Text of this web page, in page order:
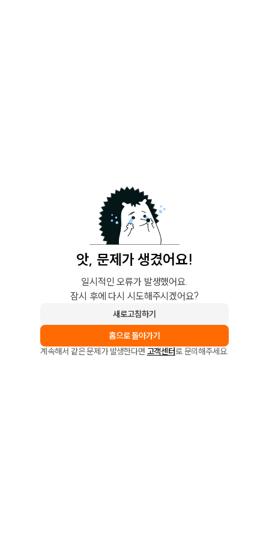
앗, 문제가 생겼어요!
일시적인 오류가 발생했어요.
잠시 후에 다시 시도해주시겠어요?
새로고침하기
홈으로 돌아가기
계속해서 같은 문제가 발생한다면 고객센터로 문의해주세요.